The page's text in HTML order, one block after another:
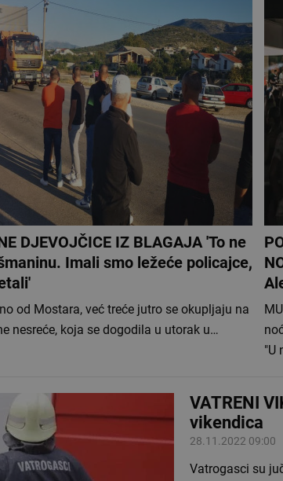
DJEVOJČICE IZ BLAGAJA 'To ne
Imali smo ležeće policajce,
od Mostara, već treće jutro se okupljaju na
nesreće, koja se dogodila u utorak u…
"U
VATRENI
vikendica
28.11.2022 09:00
Vatrogasci su